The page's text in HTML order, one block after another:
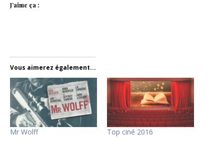
J’aime ça :
Vous aimerez également...
Mr Wolff Top ciné 2016